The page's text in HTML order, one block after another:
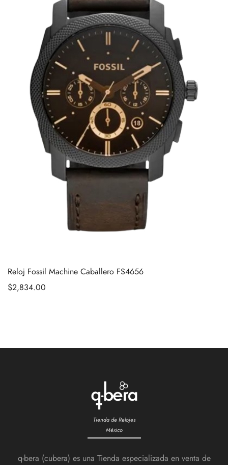
Reloj Fossil Machine Caballero FS4656
$2,834.00
Tienda de Relojes
México
q-bera (cubera) es una Tienda especializada en venta de